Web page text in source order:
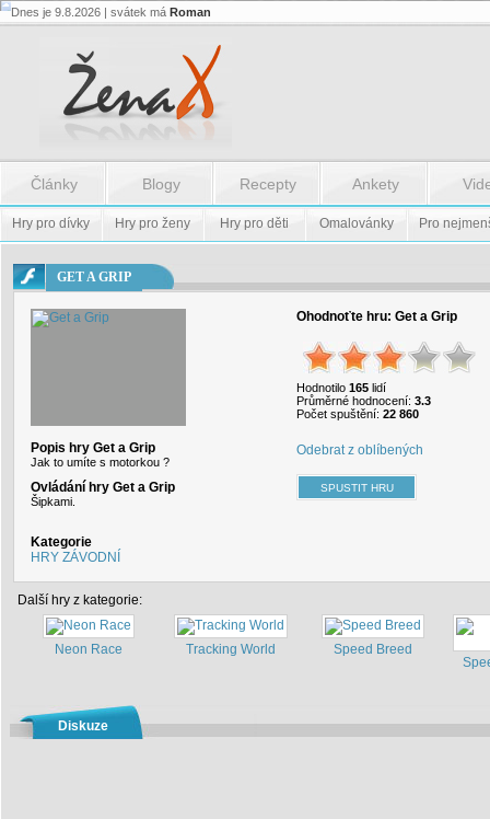
Flash.nazev
Flash.nazev
Dnes je 9.8.2026 | svátek má Roman
Články Blogy Recepty Ankety
Hry pro dívky Hry pro ženy Hry pro děti Omalovánky Pro
GET A GRIP
Popis hry Get a Grip
Jak to umíte s motorkou ?
Ovládání hry Get a Grip
Šipkami.
Kategorie
HRY ZÁVODNÍ
Ohodnoťte hru: Get a Grip
Hodnotilo 165 lidí
Průměrné hodnocení: 3.3
Počet spuštění: 22 860
Odebrat z oblíbených
Další hry z kategorie:
Neon Race Tracking World
Speed Breed
Diskuze